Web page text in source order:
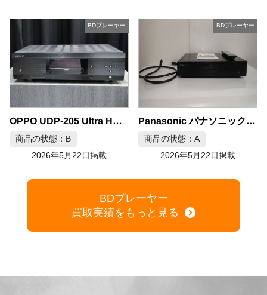
BDプレーヤー
OPPO UDP-205 Ultra HD Blu-rayプレーヤー
商品の状態：B
2026年5月22日掲載
BDプレーヤー
Panasonic パナソニック ブルーレイプレーヤー DP-UB9000
商品の状態：A
2026年5月22日掲載
BDプレーヤー
買取実績をもっと見る